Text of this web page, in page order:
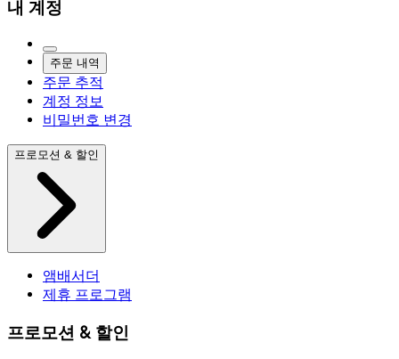
내 계정
주문 내역
주문 추적
계정 정보
비밀번호 변경
프로모션 & 할인
앰배서더
제휴 프로그램
프로모션 & 할인